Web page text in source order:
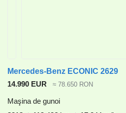
Mercedes-Benz ECONIC 2629
14.990 EUR
≈ 78.650 RON
Maşina de gunoi